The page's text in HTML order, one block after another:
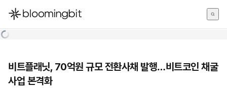
한국어
비트플래닛, 70억원 규모 전환사채 발행…비트코인 채굴
사업 본격화